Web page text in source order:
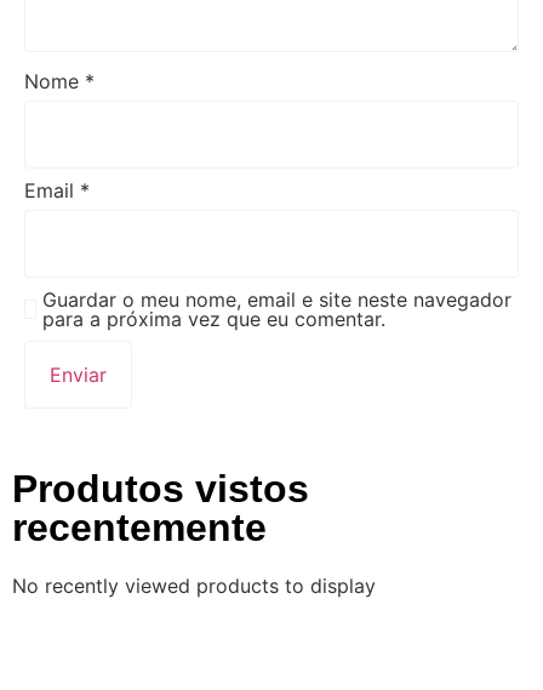
Nome *
Email *
Guardar o meu nome, email e site neste navegador
para a próxima vez que eu comentar.
Produtos vistos
recentemente
No recently viewed products to display